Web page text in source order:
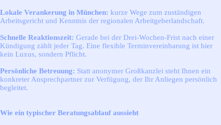
Lokale Verankerung in München: kurze Wege zum zuständigen
Arbeitsgericht und Kenntnis der regionalen Arbeitgeberlandschaft.
Schnelle Reaktionszeit: Gerade bei der Drei-Wochen-Frist nach einer
Kündigung zählt jeder Tag. Eine flexible Terminvereinbarung ist hier
kein Luxus, sondern Pflicht.
Persönliche Betreuung: Statt anonymer Großkanzlei steht Ihnen ein
konkreter Ansprechpartner zur Verfügung, der Ihr Anliegen persönlich
begleitet.
Wie ein typischer Beratungsablauf aussieht